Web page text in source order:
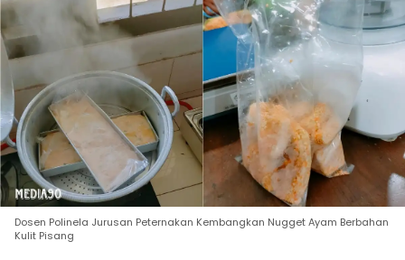
Dosen Polinela Jurusan Peternakan Kembangkan Nugget Ayam Berbahan
Kulit Pisang